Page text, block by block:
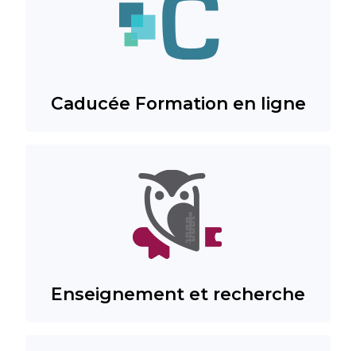
Caducée Formation en ligne
Enseignement et recherche